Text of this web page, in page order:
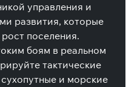
управления и
развития, которые
поселения.
боям в реальном
тактические
и морские